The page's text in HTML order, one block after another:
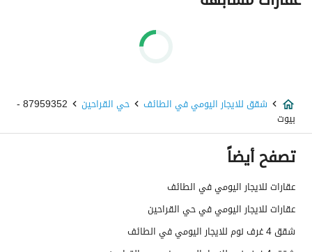
شقق للايجار اليومي في الطائف حي القراحين 87959352 -
بيوت
تصفح أيضاً
عقارات للايجار اليومي في الطائف
عقارات للايجار اليومي في حي القراحين
شقق 4 غرف نوم للايجار اليومي في الطائف